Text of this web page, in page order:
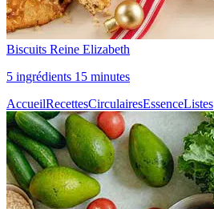
Biscuits Reine Elizabeth
5 ingrédients 15 minutes
AccueilRecettesCirculairesEssenceListes